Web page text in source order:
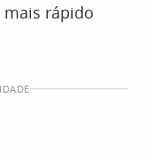
mais rápido